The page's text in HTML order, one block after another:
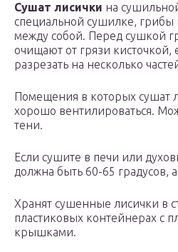
Сушат лисички на
специальной сушилке, грибы
между собой. Перед сушкой
очищают от грязи кисточкой,
разрезать на несколько
Помещения в которых сушат
хорошо вентилироваться.
тени.
Если сушите в печи или
должна быть 60-65 градусов,
Хранят сушенные лисички в
пластиковых контейнерах с
крышками.